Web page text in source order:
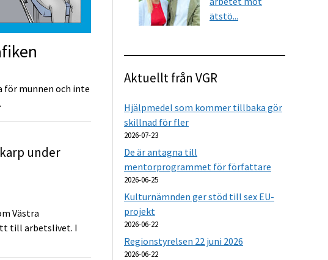
munnen och inte
under
Västra
till arbetslivet. I
ätstö...
Aktuellt från VGR
Hjälpmedel som kommer tillbaka gör
skillnad för fler
2026-07-23
De är antagna till
mentorprogrammet för författare
2026-06-25
Kulturnämnden ger stöd till sex EU-
projekt
2026-06-22
Regionstyrelsen 22 juni 2026
2026-06-22